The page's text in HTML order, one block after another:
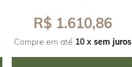
R$ 1.610,86
Compre em até 10 x sem juros